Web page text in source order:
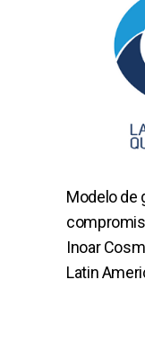
Modelo de
Inoar
Latin